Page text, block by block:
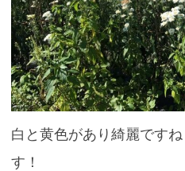
白と黄色があり綺麗です
す！